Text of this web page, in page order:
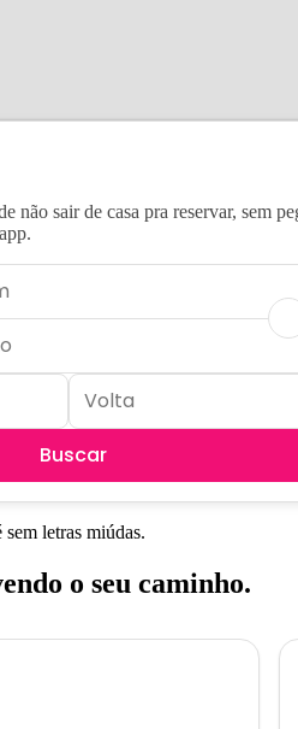
não sair de casa pra reservar, sem
Buscar
letras miúdas.
o seu caminho.